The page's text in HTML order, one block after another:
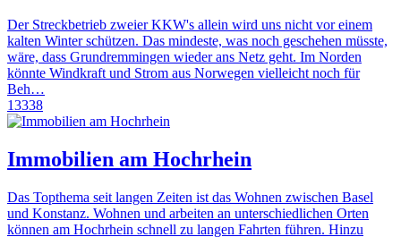
Der Streckbetrieb zweier KKW's allein wird uns nicht vor einem
kalten Winter schützen. Das mindeste, was noch geschehen müsste,
wäre, dass Grundremmingen wieder ans Netz geht. Im Norden
könnte Windkraft und Strom aus Norwegen vielleicht noch für
Beh…
13338
Immobilien am Hochrhein
Das Topthema seit langen Zeiten ist das Wohnen zwischen Basel
und Konstanz. Wohnen und arbeiten an unterschiedlichen Orten
können am Hochrhein schnell zu langen Fahrten führen. Hinzu